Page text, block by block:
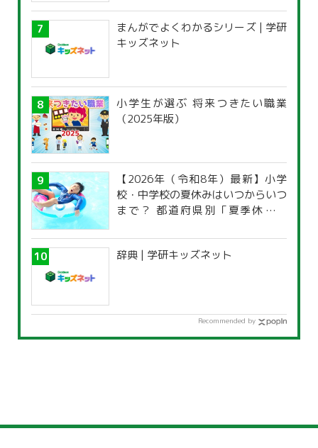
まんがでよくわかるシリーズ | 学研
キッズネット
小学生が選ぶ 将来つきたい職業
（2025年版）
【2026年（令和8年）最新】小学
校・中学校の夏休みはいつからいつ
まで？ 都道府県別「夏季休暇一
辞典 | 学研キッズネット
Recommended by